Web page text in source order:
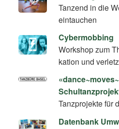
Tanzend in die
eintauchen
Cybermobbing
Workshop zum
ka­ti­on und
Tanzprojekte für
Datenbank